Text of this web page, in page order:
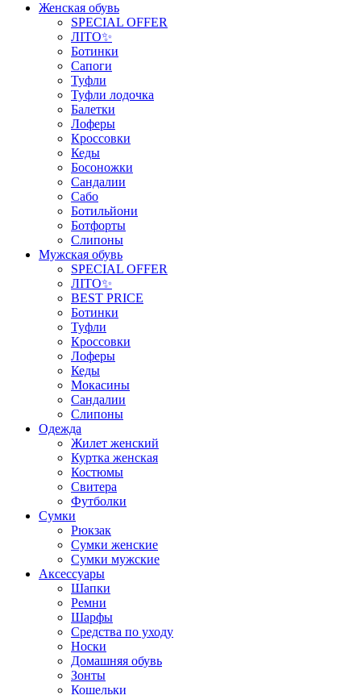
Женская обувь
SPECIAL OFFER
ЛІТО✨
Ботинки
Сапоги
Туфли
Туфли лодочка
Балетки
Лоферы
Кроссовки
Кеды
Босоножки
Сандалии
Сабо
Ботильйони
Ботфорты
Слипоны
Мужская обувь
SPECIAL OFFER
ЛІТО✨
BEST PRICE
Ботинки
Туфли
Кроссовки
Лоферы
Кеды
Мокасины
Сандалии
Слипоны
Одежда
Жилет женский
Куртка женская
Костюмы
Свитера
Футболки
Сумки
Рюкзак
Сумки женские
Сумки мужские
Аксеcсуары
Шапки
Ремни
Шарфы
Средства по уходу
Носки
Домашняя обувь
Зонты
Кошельки